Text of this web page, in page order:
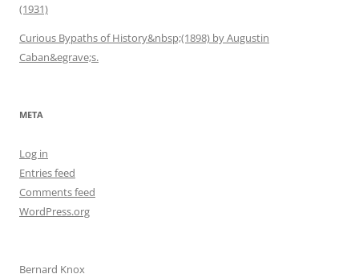
(1931)
Curious Bypaths of History&nbsp;(1898) by Augustin
Caban&egrave;s.
META
Log in
Entries feed
Comments feed
WordPress.org
Bernard Knox